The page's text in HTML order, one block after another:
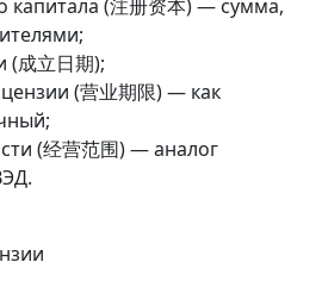
капитала (注册资本) — сумма,
(成立日期);
(营业期限) — как
(经营范围) — аналог